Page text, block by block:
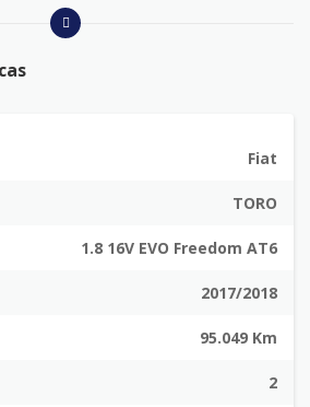
Fiat
TORO
1.8 16V EVO Freedom AT6
2017/2018
95.049 Km
2